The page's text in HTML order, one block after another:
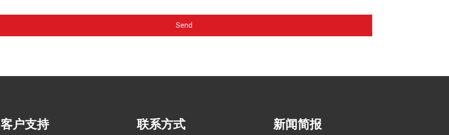
Send
客户支持 联系方式 新闻简报